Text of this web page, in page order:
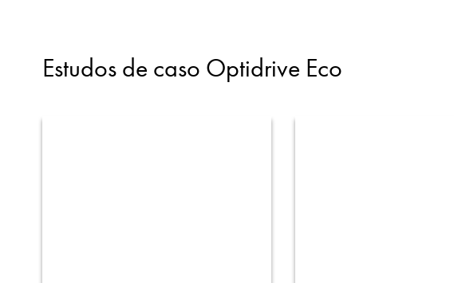
Estudos de caso Optidrive Eco